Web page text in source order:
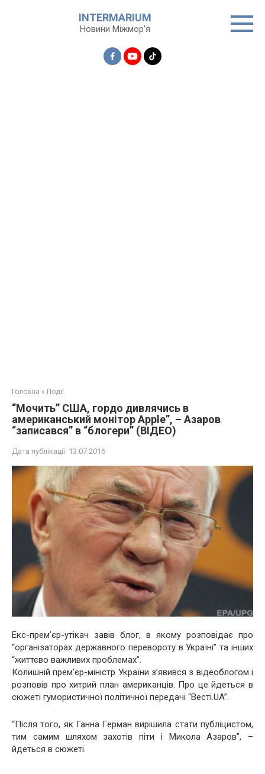
INTERMARIUM
Новини Міжмор'я
Головна » Події
“Мочить” США, гордо дивлячись в
американський монітор Apple”, – Азаров
“записався” в “блогери” (ВІДЕО)
Дата публікації: 13.07.2016
Екс-прем’єр-утікач завів блог, в якому розповідає про
“організаторах державного перевороту в Україні” та інших
“життєво важливих проблемах”.
Колишній прем’єр-міністр України з’явився з відеоблогом і
розповів про хитрий план американців. Про це йдеться в
сюжеті гумористичної політичної передачі “Весті.UA”.
“Після того, як Ганна Герман вирішила стати публіцистом,
тим самим шляхом захотів піти і Микола Азаров”, –
йдеться в сюжеті.